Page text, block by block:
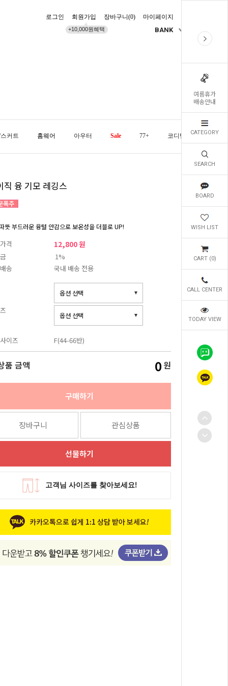
여름휴가
배송안내
CATEGORY
SEARCH
BOARD
WISH LIST
CART (0)
CALL CENTER
TODAY VIEW
로그인 회원가입
+10,000원혜택
장바구니(0) 마이페이지
BANK
커트 홈웨어 아우터 Sale 77+ 코디템 오늘발송
직 융 기모 레깅스
뜻 부드러운 융털 안감으로 보온성을 더블로 UP!
격 12,800 원
1%
송
국내 배송 전용
이즈 F(44-66반)
품 금액 0 원
구매하기
장바구니 관심상품
선물하기